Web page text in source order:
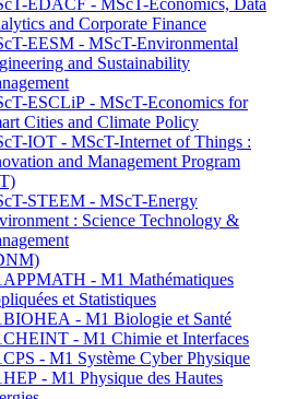
EDACF - MScT-Economics, Data
and Corporate Finance
EESM - MScT-Environmental
and Sustainability
ESCLiP - MScT-Economics for
Cities and Climate Policy
IOT - MScT-Internet of Things :
and Management Program
STEEM - MScT-Energy
: Science Technology &
- M1 Mathématiques
et Statistiques
- M1 Biologie et Santé
- M1 Chimie et Interfaces
- M1 Système Cyber Physique
- M1 Physique des Hautes